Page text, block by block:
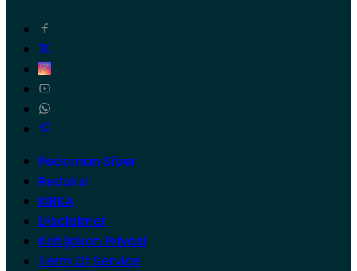
Pedoman Siber
Redaksi
KIRKA
Disclaimer
Kebijakan Privasi
Term Of Service